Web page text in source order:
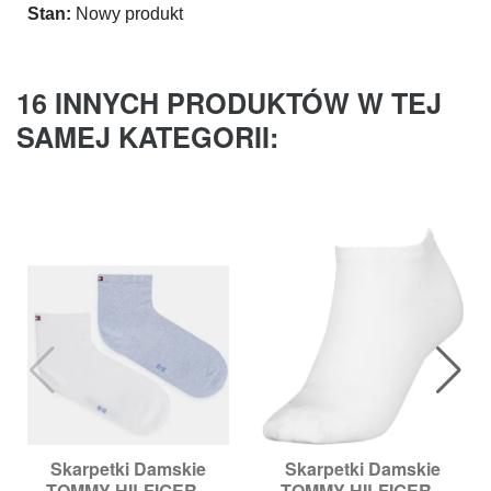
Stan: Nowy produkt
16 INNYCH PRODUKTÓW W TEJ
SAMEJ KATEGORII:
Skarpetki Damskie
Skarpetki Damskie